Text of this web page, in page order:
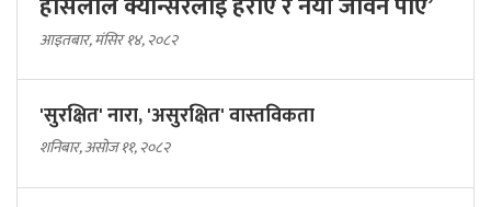
आइतबार, मंसिर १४, २०८२
'सुरक्षित' नारा, 'असुरक्षित' वास्तविकता
शनिबार, असोज ११, २०८२